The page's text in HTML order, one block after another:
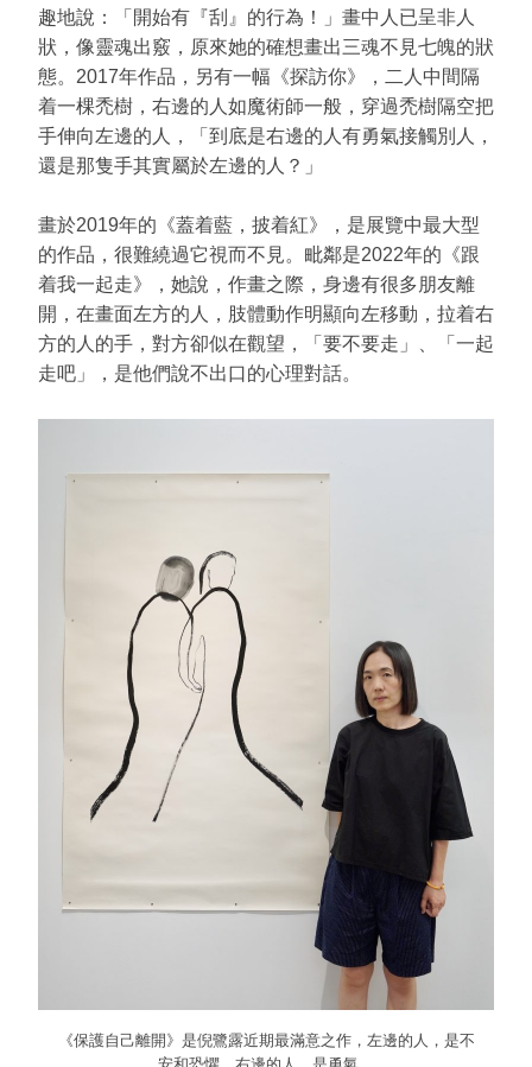
趣地說：「開始有『刮』的行為！」畫中人已呈非人
狀，像靈魂出竅，原來她的確想畫出三魂不見七魄的狀
態。2017年作品，另有一幅《探訪你》，二人中間隔
着一棵禿樹，右邊的人如魔術師一般，穿過禿樹隔空把
手伸向左邊的人，「到底是右邊的人有勇氣接觸別人，
還是那隻手其實屬於左邊的人？」
畫於2019年的《蓋着藍，披着紅》，是展覽中最大型
的作品，很難繞過它視而不見。毗鄰是2022年的《跟
着我一起走》，她說，作畫之際，身邊有很多朋友離
開，在畫面左方的人，肢體動作明顯向左移動，拉着右
方的人的手，對方卻似在觀望，「要不要走」、「一起
走吧」，是他們說不出口的心理對話。
《保護自己離開》是倪鷺露近期最滿意之作，左邊的人，是不